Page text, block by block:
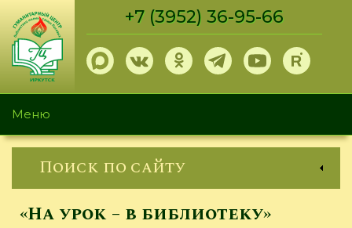
Перейти
основному
содержанию
+7 (3952) 36-95-66
Меню
Поиск по сайту
«На урок – в библиотеку»